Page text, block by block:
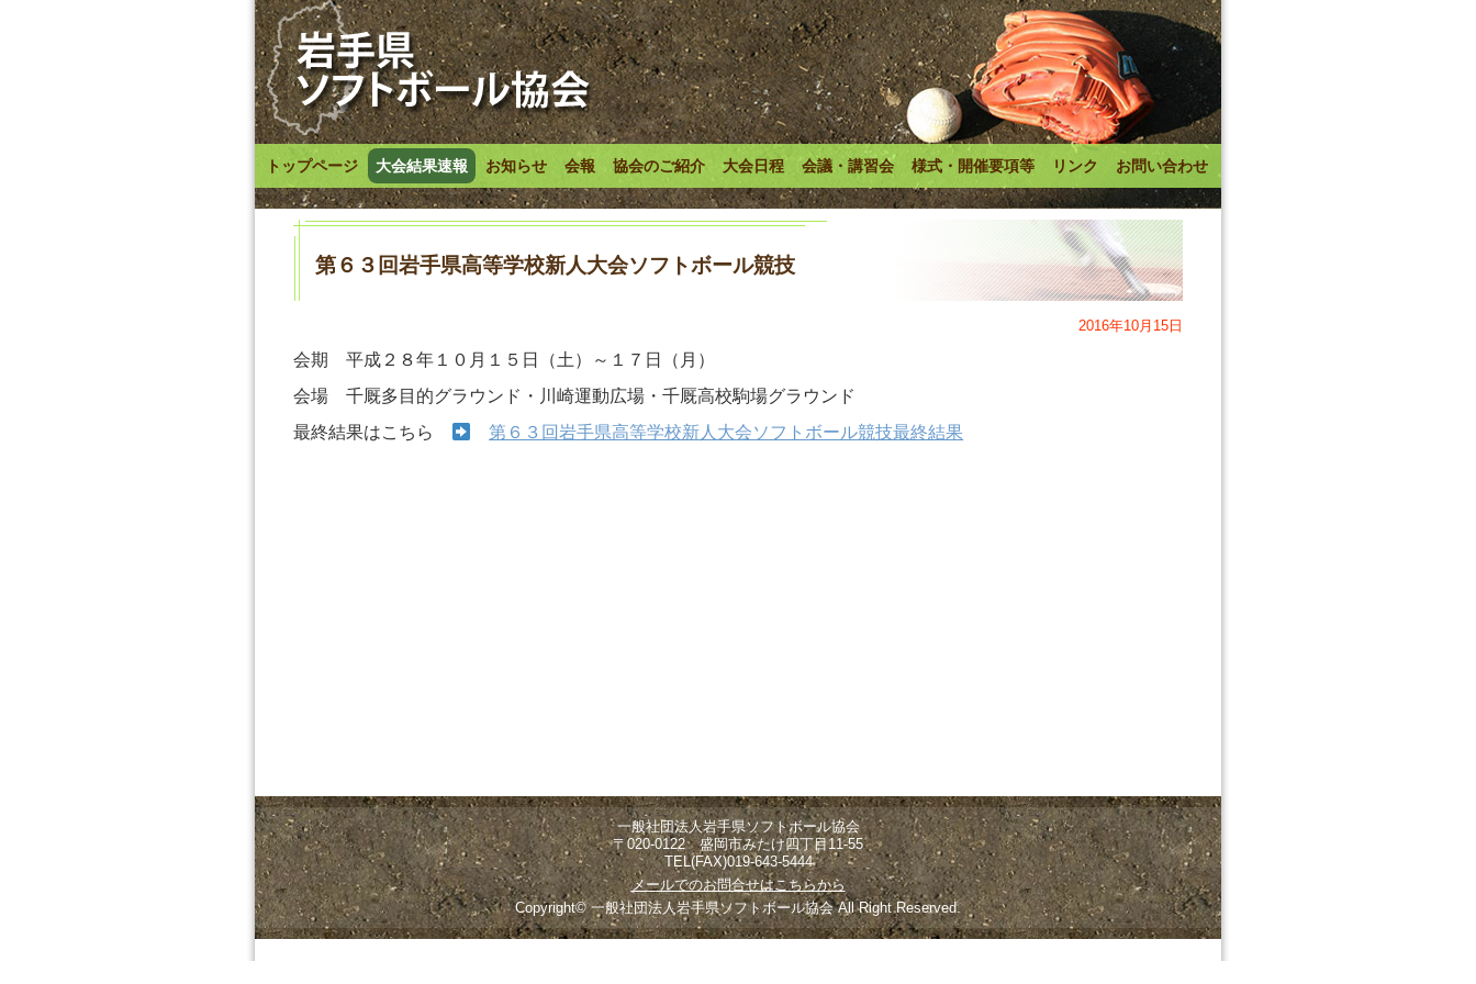
トップページ 大会結果速報 お知らせ 会報 協会のご紹介 大会日程 会議・講習会 様式・開催要項等 リンク お問い合わせ
第６３回岩手県高等学校新人大会ソフトボール競技
2016年10月15日
会期 平成２８年１０月１５日（土）～１７日（月）
会場 千厩多目的グラウンド・川崎運動広場・千厩高校駒場グラウンド
最終結果はこちら
第６３回岩手県高等学校新人大会ソフトボール競技最終結果
一般社団法人岩手県ソフトボール協会
〒020-0122 盛岡市みたけ四丁目11-55
TEL(FAX)019-643-5444
メールでのお問合せはこちらから
Copyright© 一般社団法人岩手県ソフトボール協会 All Right Reserved.